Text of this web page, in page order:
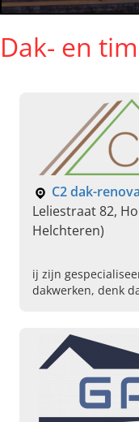
Dak- en
C2 dak-
Leliestraat 82,
Helchteren)
ij zijn
dakwerken, denk
van uw dak neemt